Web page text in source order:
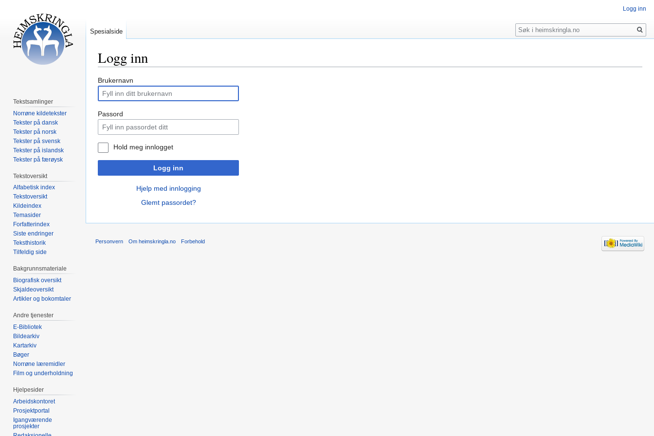
Logg inn
Hopp
navigering
Hopp
søk
Brukernavn
Passord
Hold meg innlogget
Logg inn
Hjelp med innlogging
Glemt passordet?
Logg inn
Spesialside
Søk
Tekstsamlinger
Norrøne kildetekster
Tekster på dansk
Tekster på norsk
Tekster på svensk
Tekster på islandsk
Tekster på færøysk
Tekstoversikt
Alfabetisk index
Tekstoversikt
Kildeindex
Temasider
Forfatterindex
Siste endringer
Teksthistorik
Tilfeldig side
Bakgrunnsmateriale
Biografisk oversikt
Skjaldeoversikt
Artikler og bokomtaler
Andre tjenester
E-Bibliotek
Bildearkiv
Kartarkiv
Bøger
Norrøne læremidler
Film og underholdning
Hjelpesider
Arbeidskontoret
Prosjektportal
Igangværende
prosjekter
Personvern Om heimskringla.no Forbehold